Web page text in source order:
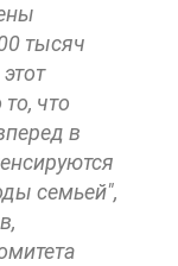
тысяч
что
в
семьей",